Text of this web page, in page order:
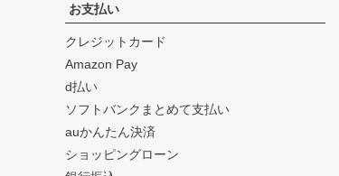
お支払い
クレジットカード
Amazon Pay
d払い
ソフトバンクまとめて支払い
auかんたん決済
ショッピングローン